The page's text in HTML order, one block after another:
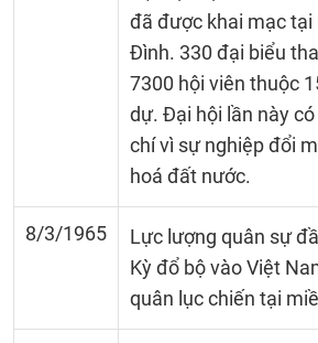
đã được khai mạc tại
Đình. 330 đại biểu
7300 hội viên thuộc
dự. Đại hội lần này
chí vì sự nghiệp đổi
hoá đất nước.
8/3/1965
Lực lượng quân sự
Kỳ đổ bộ vào Việt
quân lục chiến tại